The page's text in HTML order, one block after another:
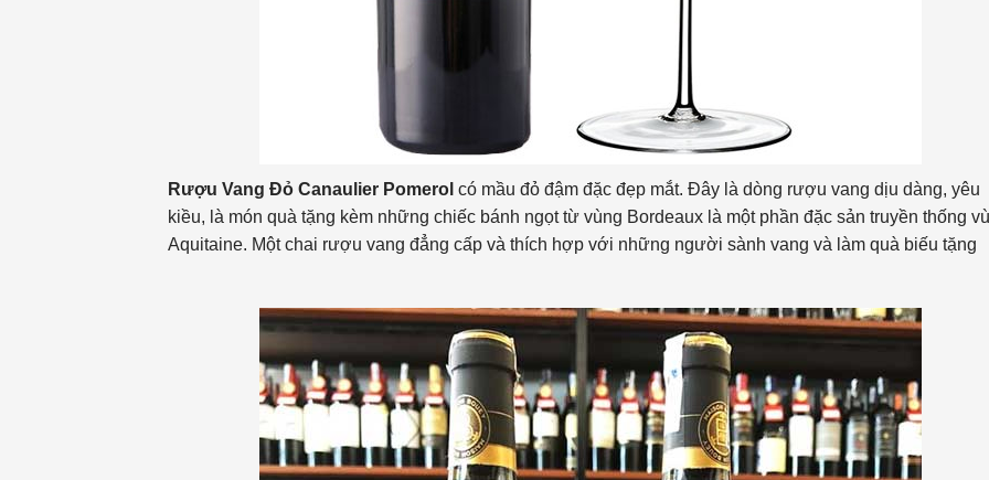
Rượu Vang Đỏ Canaulier Pomerol có mầu đỏ đậm đặc đẹp mắt. Đây là dòng rượu vang dịu dàng, yêu
kiều, là món quà tặng kèm những chiếc bánh ngọt từ vùng Bordeaux là một phần đặc sản truyền thống
Aquitaine. Một chai rượu vang đẳng cấp và thích hợp với những người sành vang và làm quà biếu tặng